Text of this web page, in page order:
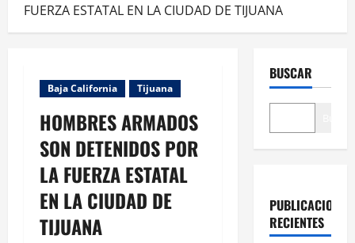
FUERZA ESTATAL EN LA CIUDAD DE TIJUANA
Baja California Tijuana
HOMBRES ARMADOS
SON DETENIDOS POR
LA FUERZA ESTATAL
EN LA CIUDAD DE
TIJUANA
BUSCAR
PUBLICACIONES
RECIENTES